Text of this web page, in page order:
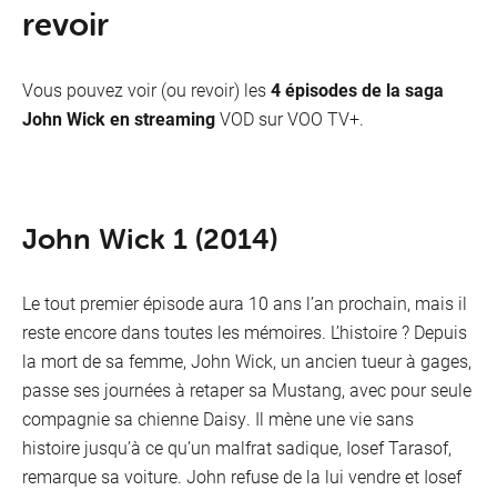
revoir
Vous pouvez voir (ou revoir) les4 épisodes de la saga
John Wick en streamingVOD sur VOO TV+.
John Wick 1 (2014)
Le tout premier épisode aura 10 ans l’an prochain, mais il
reste encore dans toutes les mémoires. L’histoire ? Depuis
la mort de sa femme, John Wick, un ancien tueur à gages,
passe ses journées à retaper sa Mustang, avec pour seule
compagnie sa chienne Daisy. Il mène une vie sans
histoire jusqu’à ce qu’un malfrat sadique, Iosef Tarasof,
remarque sa voiture. John refuse de la lui vendre et Iosef